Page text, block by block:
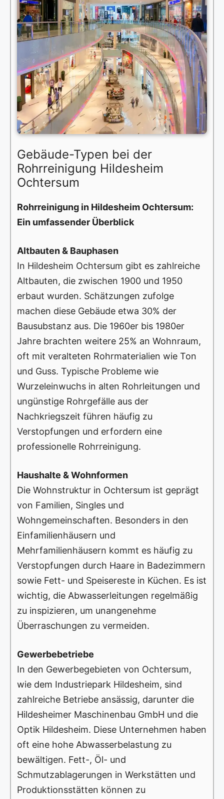
Gebäude-Typen bei der
Rohrreinigung Hildesheim
Ochtersum
Rohrreinigung in Hildesheim Ochtersum:
Ein umfassender Überblick
Altbauten & Bauphasen
In Hildesheim Ochtersum gibt es zahlreiche
Altbauten, die zwischen 1900 und 1950
erbaut wurden. Schätzungen zufolge
machen diese Gebäude etwa 30% der
Bausubstanz aus. Die 1960er bis 1980er
Jahre brachten weitere 25% an Wohnraum,
oft mit veralteten Rohrmaterialien wie Ton
und Guss. Typische Probleme wie
Wurzeleinwuchs in alten Rohrleitungen und
ungünstige Rohrgefälle aus der
Nachkriegszeit führen häufig zu
Verstopfungen und erfordern eine
professionelle Rohrreinigung.
Haushalte & Wohnformen
Die Wohnstruktur in Ochtersum ist geprägt
von Familien, Singles und
Wohngemeinschaften. Besonders in den
Einfamilienhäusern und
Mehrfamilienhäusern kommt es häufig zu
Verstopfungen durch Haare in Badezimmern
sowie Fett- und Speisereste in Küchen. Es ist
wichtig, die Abwasserleitungen regelmäßig
zu inspizieren, um unangenehme
Überraschungen zu vermeiden.
Gewerbebetriebe
In den Gewerbegebieten von Ochtersum,
wie dem Industriepark Hildesheim, sind
zahlreiche Betriebe ansässig, darunter die
Hildesheimer Maschinenbau GmbH und die
Optik Hildesheim. Diese Unternehmen haben
oft eine hohe Abwasserbelastung zu
bewältigen. Fett-, Öl- und
Schmutzablagerungen in Werkstätten und
Produktionsstätten können zu